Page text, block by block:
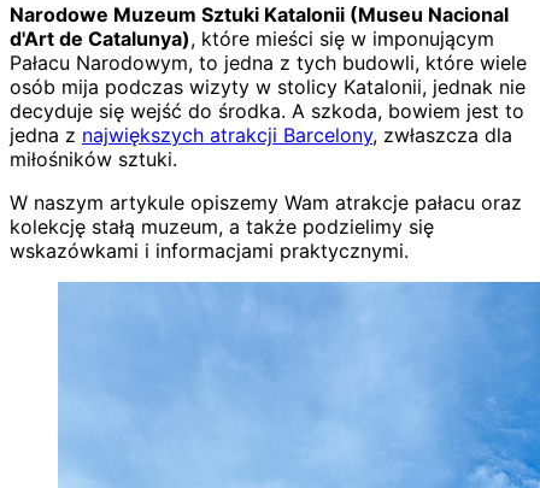
Narodowe Muzeum Sztuki Katalonii (Museu Nacional
d'Art de Catalunya), które mieści się w imponującym
Pałacu Narodowym, to jedna z tych budowli, które wiele
osób mija podczas wizyty w stolicy Katalonii, jednak nie
decyduje się wejść do środka. A szkoda, bowiem jest to
jedna z największych atrakcji Barcelony, zwłaszcza dla
miłośników sztuki.
W naszym artykule opiszemy Wam atrakcje pałacu oraz
kolekcję stałą muzeum, a także podzielimy się
wskazówkami i informacjami praktycznymi.